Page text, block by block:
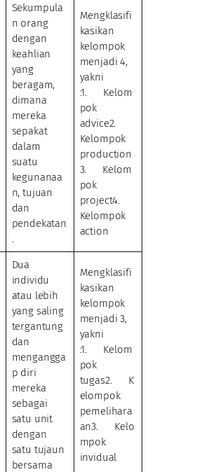
Sekumpula
n orang
dengan
keahlian
yang
beragam,
dimana
mereka
sepakat
dalam
suatu
kegunanaa
n, tujuan
dan
pendekatan
.
Mengklasifi
kasikan
kelompok
menjadi 4,
yakni
:1. Kelom
pok
advice2.
Kelompok
production
3. Kelom
pok
project4.
Kelompok
action
Dua
individu
atau lebih
yang saling
tergantung
dan
mengangga
p diri
mereka
sebagai
satu unit
dengan
satu tujaun
bersama
Mengklasifi
kasikan
kelompok
menjadi 3,
yakni
:1. Kelom
pok
tugas2. K
elompok
pemelihara
an3. Kelo
mpok
invidual